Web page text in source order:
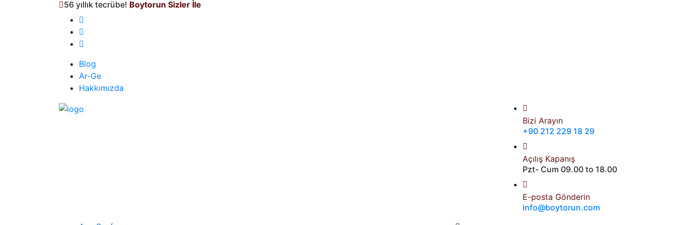
56 yıllık tecrübe! Boytorun Sizler İle
Blog
Ar-Ge
Hakkımızda
Bizi Arayın
+90 212 229 18 29
Açılış Kapanış
Pzt- Cum 09.00 to 18.00
E-posta Gönderin
info@boytorun.com